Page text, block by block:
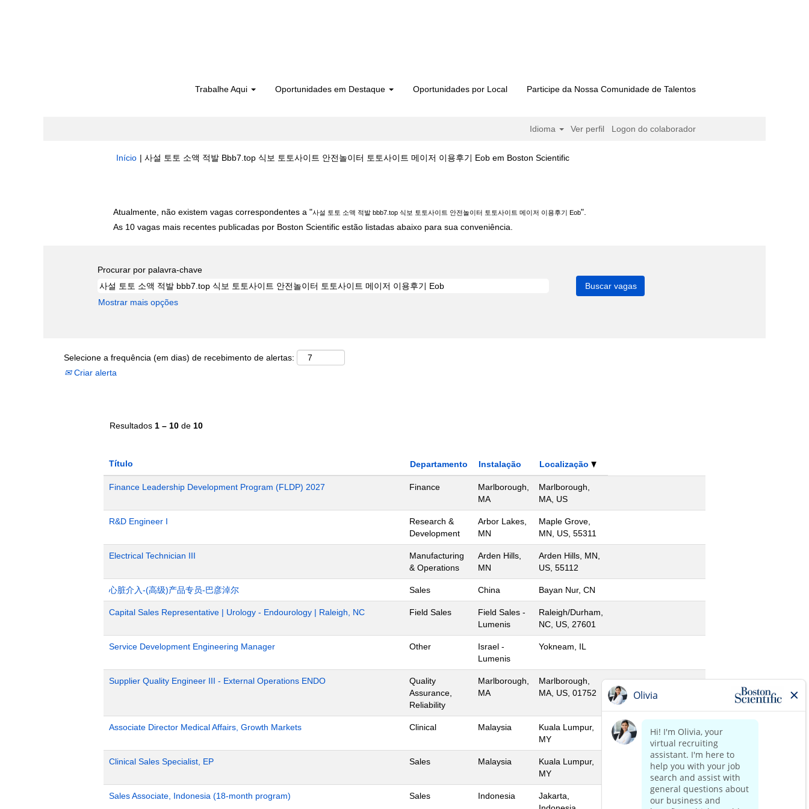
Trabalhe Aqui Oportunidades em Destaque Oportunidades por Local Participe da Nossa Comunidade de Talentos
Idioma Ver perfil Logon do colaborador
Início | 사설 토토 소액 적발 Bbb7.top 식보 토토사이트 안전놀이터 토토사이트 메이저 이용후기 Eob em Boston Scientific(página
Atualmente, não existem vagas correspondentes a "사설 토토 소액 적발 bbb7.top 식보 토토사이트 안전놀이터 토토사이트 메이저 이용후기 Eob".
As 10 vagas mais recentes publicadas por Boston Scientific estão listadas abaixo para sua conveniência.
Procurar por palavra-chave
Mostrar mais opções
Selecione a frequência (em dias) de recebimento de alertas:
Criar alerta
Resultados 1 – 10 de 10
Título Departamento Instalação Localização
Finance Leadership Development Program (FLDP) 2027 Finance
Marlborough,
MA
Marlborough,
MA, US
R&D Engineer I
Research &
Development
Arbor Lakes,
MN
Maple Grove,
MN, US, 55311
Electrical Technician III
Manufacturing
& Operations
Arden Hills,
MN
Arden Hills, MN,
US, 55112
心脏介入-(高级)产品专员-巴彦淖尔 Sales China Bayan Nur, CN
Capital Sales Representative | Urology - Endourology | Raleigh, NC Field Sales
Field Sales -
Lumenis
Raleigh/Durham,
NC, US, 27601
Service Development Engineering Manager Other
Israel -
Lumenis
Yokneam, IL
Supplier Quality Engineer III - External Operations ENDO
Quality
Assurance,
Reliability
Marlborough,
MA
Marlborough,
MA, US, 01752
Associate Director Medical Affairs, Growth Markets Clinical Malaysia
Kuala Lumpur,
MY
Clinical Sales Specialist, EP Sales Malaysia
Kuala Lumpur,
MY
Sales Associate, Indonesia (18-month program) Sales Indonesia
Jakarta,